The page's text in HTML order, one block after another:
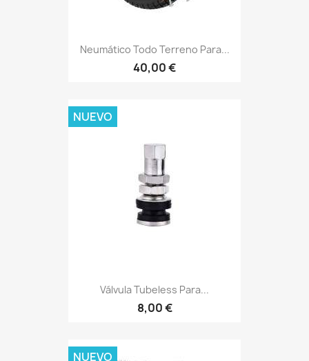
Neumático Todo Terreno Para...
40,00 €
Válvula Tubeless Para...
8,00 €
NUEVO
NUEVO